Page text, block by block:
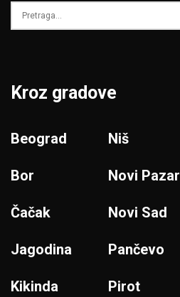
Kroz gradove
Beograd
Bor
Čačak
Jagodina
Kikinda
Niš
Novi Pazar
Novi Sad
Pančevo
Pirot